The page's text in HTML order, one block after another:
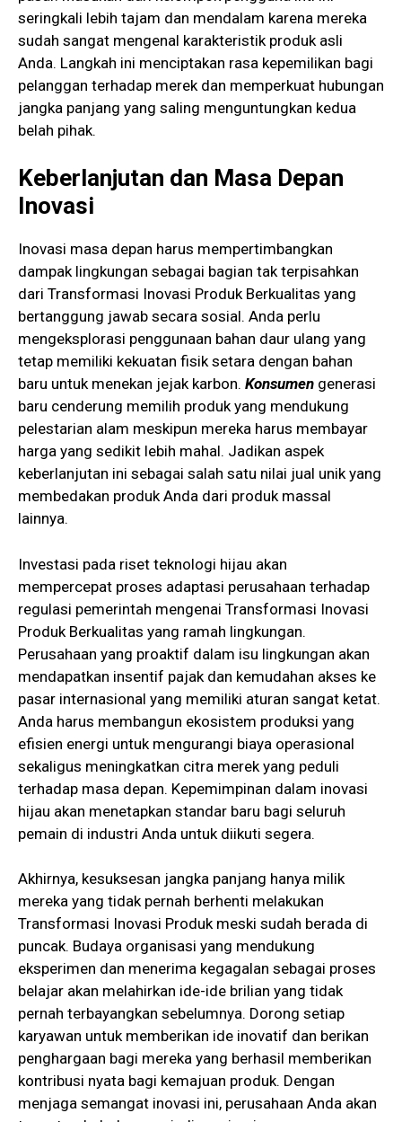
seringkali lebih tajam dan mendalam karena mereka
sudah sangat mengenal karakteristik produk asli
Anda. Langkah ini menciptakan rasa kepemilikan bagi
pelanggan terhadap merek dan memperkuat hubungan
jangka panjang yang saling menguntungkan kedua
belah pihak.
Keberlanjutan dan Masa Depan
Inovasi
Inovasi masa depan harus mempertimbangkan
dampak lingkungan sebagai bagian tak terpisahkan
dari Transformasi Inovasi Produk Berkualitas yang
bertanggung jawab secara sosial. Anda perlu
mengeksplorasi penggunaan bahan daur ulang yang
tetap memiliki kekuatan fisik setara dengan bahan
baru untuk menekan jejak karbon. Konsumen generasi
baru cenderung memilih produk yang mendukung
pelestarian alam meskipun mereka harus membayar
harga yang sedikit lebih mahal. Jadikan aspek
keberlanjutan ini sebagai salah satu nilai jual unik yang
membedakan produk Anda dari produk massal
lainnya.
Investasi pada riset teknologi hijau akan
mempercepat proses adaptasi perusahaan terhadap
regulasi pemerintah mengenai Transformasi Inovasi
Produk Berkualitas yang ramah lingkungan.
Perusahaan yang proaktif dalam isu lingkungan akan
mendapatkan insentif pajak dan kemudahan akses ke
pasar internasional yang memiliki aturan sangat ketat.
Anda harus membangun ekosistem produksi yang
efisien energi untuk mengurangi biaya operasional
sekaligus meningkatkan citra merek yang peduli
terhadap masa depan. Kepemimpinan dalam inovasi
hijau akan menetapkan standar baru bagi seluruh
pemain di industri Anda untuk diikuti segera.
Akhirnya, kesuksesan jangka panjang hanya milik
mereka yang tidak pernah berhenti melakukan
Transformasi Inovasi Produk meski sudah berada di
puncak. Budaya organisasi yang mendukung
eksperimen dan menerima kegagalan sebagai proses
belajar akan melahirkan ide-ide brilian yang tidak
pernah terbayangkan sebelumnya. Dorong setiap
karyawan untuk memberikan ide inovatif dan berikan
penghargaan bagi mereka yang berhasil memberikan
kontribusi nyata bagi kemajuan produk. Dengan
menjaga semangat inovasi ini, perusahaan Anda akan